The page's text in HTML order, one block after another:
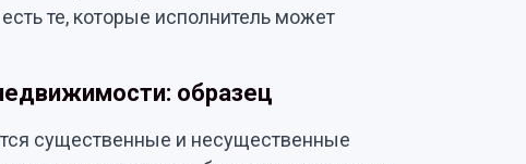
те, которые исполнитель может
образец
существенные и несущественные